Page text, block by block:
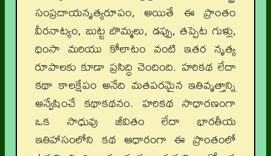
సంప్రదాయనృత్యరూపం, అయితే ఈ ప్రాంతం
వీరనాట్యం, బుట్ట బొమ్మలు, డప్పు, తప్పెట గుళ్లు,
ధింసా మరియు కోలాటం వంటి ఇతర నృత్య
రూపాలకు కూడా ప్రసిద్ధి చెందింది. హరికథ లేదా
కథా కాలక్షేపం అనేది మతపరమైన ఇతివృత్తాన్ని
అన్వేషించే కథాకథనం. హరికథ సాధారణంగా
ఒక సాధువు జీవితం లేదా భారతీయ
ఇతిహాసంలోని కథ ఆధారంగా ఈ ప్రాంతంలో